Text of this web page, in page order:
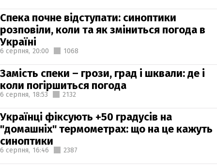
Спека почне відступати: синоптики
розповіли, коли та як зміниться погода в
Україні
6 серпня, 20:00 1068
Замість спеки – грози, град і шквали: де і
коли погіршиться погода
6 серпня, 18:53 2132
Українці фіксують +50 градусів на
"домашніх" термометрах: що на це кажуть
синоптики
6 серпня, 16:46 2387